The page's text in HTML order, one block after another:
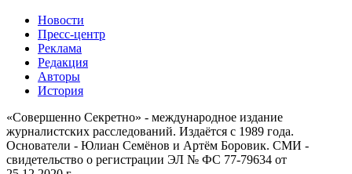
Новости
Пресс-центр
Реклама
Редакция
Авторы
История
«Совершенно Секретно» - международное издание
журналистских расследований. Издаётся с 1989 года.
Основатели - Юлиан Семёнов и Артём Боровик. CМИ -
свидетельство о регистрации ЭЛ № ФС 77-79634 от